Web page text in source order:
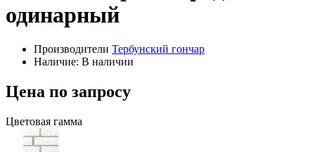
одинарный
Производители Тербунский гончар
Наличие: В наличии
Цена по запросу
Цветовая гамма